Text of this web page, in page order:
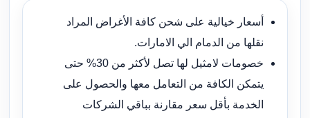
أسعار خيالية على شحن كافة الأغراض المراد
نقلها من الدمام الي الامارات.
خصومات لامثيل لها تصل لأكثر من 30% حتى
يتمكن الكافة من التعامل معها والحصول على
الخدمة بأقل سعر مقارنة بباقي الشركات